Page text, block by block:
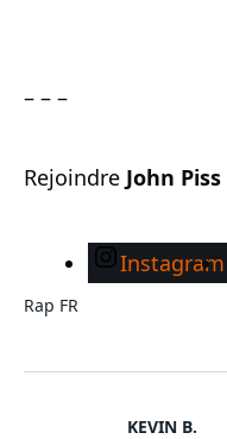
– – –
Rejoindre John Piss
Instagram
Rap FR
KEVIN B.